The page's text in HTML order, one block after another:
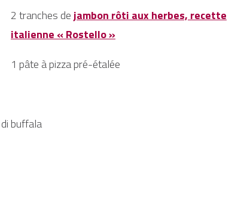
2 tranches dejambon rôti aux herbes, recette
italienne « Rostello »
1 pâte à pizza pré-étalée
buffala